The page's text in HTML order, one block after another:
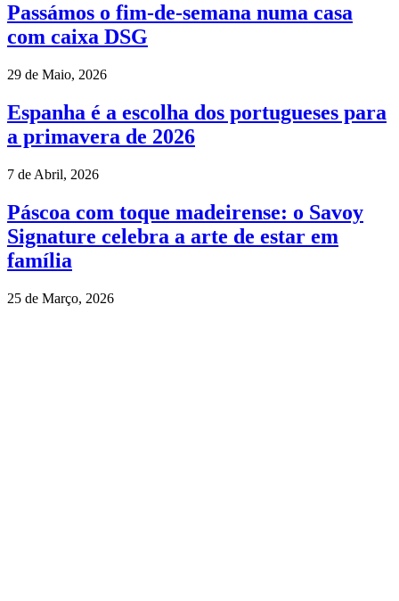
Passámos o fim‑de‑semana numa casa
com caixa DSG
29 de Maio, 2026
Espanha é a escolha dos portugueses para
a primavera de 2026
7 de Abril, 2026
Páscoa com toque madeirense: o Savoy
Signature celebra a arte de estar em
família
25 de Março, 2026